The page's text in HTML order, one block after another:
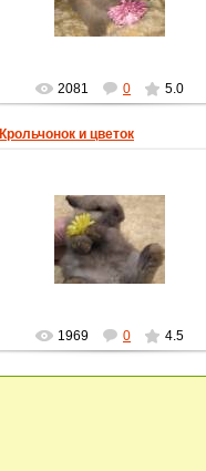
homyachok-iko
2081 0 5.0
Крольчонок и цветок
20.12.2011
homyachok-iko
1969 0 4.5